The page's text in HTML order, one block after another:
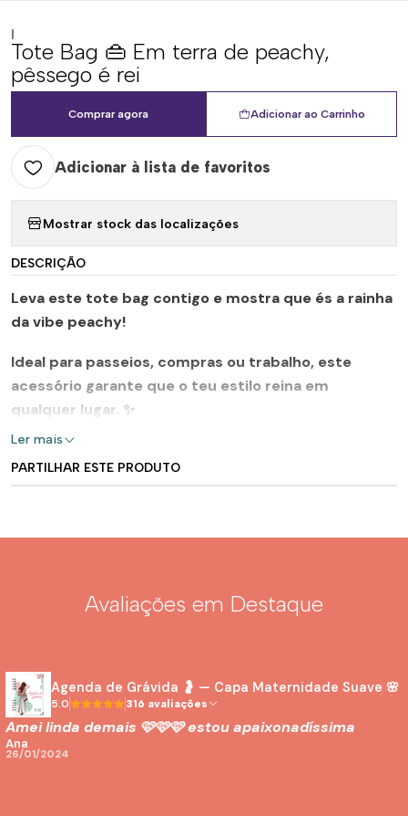
|
Tote Bag 👜 Em terra de peachy,
pêssego é rei
Adicionar ao Carrinho
Comprar agora
Adicionar à lista de favoritos
Mostrar stock das localizações
DESCRIÇÃO
Leva este tote bag contigo e mostra que és a rainha
da vibe peachy!
Ideal para passeios, compras ou trabalho, este
acessório garante que o teu estilo reina em
qualquer lugar. ✨
Ler mais
PARTILHAR ESTE PRODUTO
Avaliações em Destaque
Agenda de Grávida 🤰 — Capa Maternidade Suave 🌸
5.0 316 avaliações
Amei linda demais 🩷🩷🩷 estou apaixonadíssima
Ana
26/01/2024